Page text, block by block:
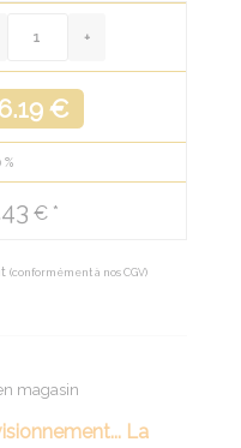
€
%
€ *
(conformément à nos CGV)
magasin
La